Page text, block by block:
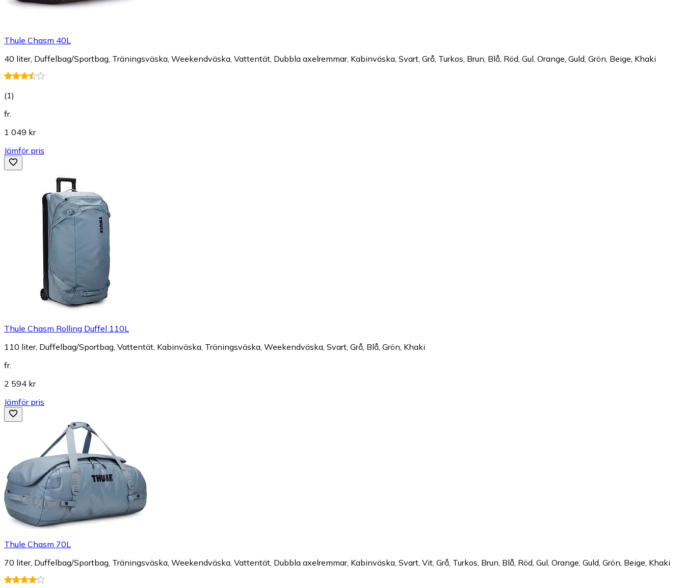
Thule Chasm 40L
40 liter, Duffelbag/Sportbag, Träningsväska, Weekendväska, Vattentät, Dubbla axelremmar, Kabinväska, Svart, Grå, Turkos, Brun, Blå, Röd, Gul, Orange, Guld, Grön, Beige, Khaki
(1)
fr.
1 049 kr
Jämför pris
Thule Chasm Rolling Duffel 110L
110 liter, Duffelbag/Sportbag, Vattentät, Kabinväska, Träningsväska, Weekendväska, Svart, Grå, Blå, Grön, Khaki
fr.
2 594 kr
Jämför pris
Thule Chasm 70L
70 liter, Duffelbag/Sportbag, Träningsväska, Weekendväska, Vattentät, Dubbla axelremmar, Kabinväska, Svart, Vit, Grå, Turkos, Brun, Blå, Röd, Gul, Orange, Guld, Grön, Beige, Khaki